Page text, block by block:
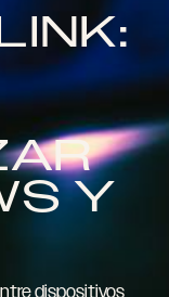
Y
dispositivos